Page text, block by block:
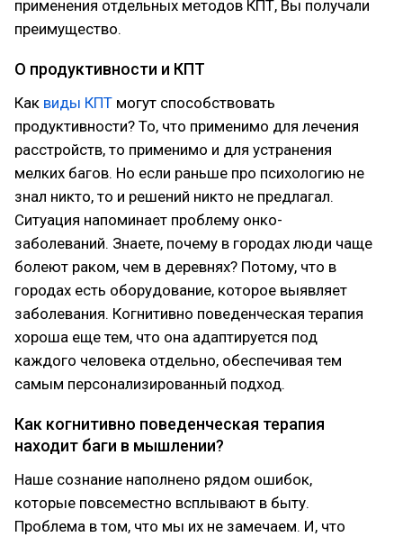
применения отдельных методов КПТ, Вы получали
преимущество.
О продуктивности и КПТ
Как виды КПТ могут способствовать
продуктивности? То, что применимо для лечения
расстройств, то применимо и для устранения
мелких багов. Но если раньше про психологию не
знал никто, то и решений никто не предлагал.
Ситуация напоминает проблему онко-
заболеваний. Знаете, почему в городах люди чаще
болеют раком, чем в деревнях? Потому, что в
городах есть оборудование, которое выявляет
заболевания. Когнитивно поведенческая терапия
хороша еще тем, что она адаптируется под
каждого человека отдельно, обеспечивая тем
самым персонализированный подход.
Как когнитивно поведенческая терапия
находит баги в мышлении?
Наше сознание наполнено рядом ошибок,
которые повсеместно всплывают в быту.
Проблема в том, что мы их не замечаем. И, что